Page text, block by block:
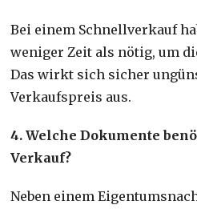
Bei einem Schnellverkauf
weniger Zeit als nötig, um
Das wirkt sich sicher
Verkaufspreis aus.
4. Welche Dokumente
Verkauf?
Neben einem